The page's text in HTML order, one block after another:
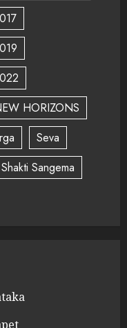
HORIZONS
Seva
Sangema